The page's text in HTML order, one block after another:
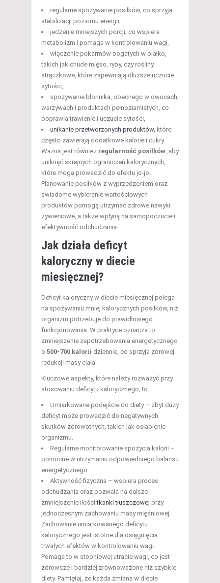
regularne spożywanie posiłków, co sprzyja
stabilizacji poziomu energii,
jedzenie mniejszych porcji, co wspiera
metabolizm i pomaga w kontrolowaniu wagi,
włączenie pokarmów bogatych w białko,
takich jak chude mięso, ryby, czy rośliny
strączkowe, które zapewniają dłuższe uczucie
sytości,
spożywanie błonnika, obecnego w owocach,
warzywach i produktach pełnoziarnistych, co
poprawia trawienie i uczucie sytości,
unikanie przetworzonych produktów, które
często zawierają dodatkowe kalorie i cukry.
Ważna jest również regularność posiłków, aby
uniknąć skrajnych ograniczeń kalorycznych,
które mogą prowadzić do efektu jo-jo.
Planowanie posiłków z wyprzedzeniem oraz
świadome wybieranie wartościowych
produktów pomogą utrzymać zdrowe nawyki
żywieniowe, a także wpłyną na samopoczucie i
efektywność odchudzania.
Jak działa deficyt
kaloryczny w diecie
miesięcznej?
Deficyt kaloryczny w diecie miesięcznej polega
na spożywaniu mniej kalorycznych posiłków, niż
organizm potrzebuje do prawidłowego
funkcjonowania. W praktyce oznacza to
zmniejszenie zapotrzebowania energetycznego
o 500-700 kalorii dziennie, co sprzyja zdrowej
redukcji masy ciała.
Kluczowe aspekty, które należy rozważyć przy
stosowaniu deficytu kalorycznego, to:
Umiarkowane podejście do diety – zbyt duży
deficyt może prowadzić do negatywnych
skutków zdrowotnych, takich jak osłabienie
organizmu.
Regularne monitorowanie spożycia kalorii –
pomocne w utrzymaniu odpowiedniego balansu
energetycznego.
Aktywność fizyczna – wspiera proces
odchudzania oraz pozwala na dalsze
zmniejszenie ilościtkanki tłuszczowej przy
jednoczesnym zachowaniu masy mięśniowej.
Zachowanie umiarkowanego deficytu
kalorycznego jest istotne dla osiągnięcia
trwałych efektów w kontrolowaniu wagi.
Pomaga to w stopniowej utracie wagi, co jest
zdrowsze i bardziej zrównoważone niż szybkie
diety. Pamiętaj, że każda zmiana w diecie